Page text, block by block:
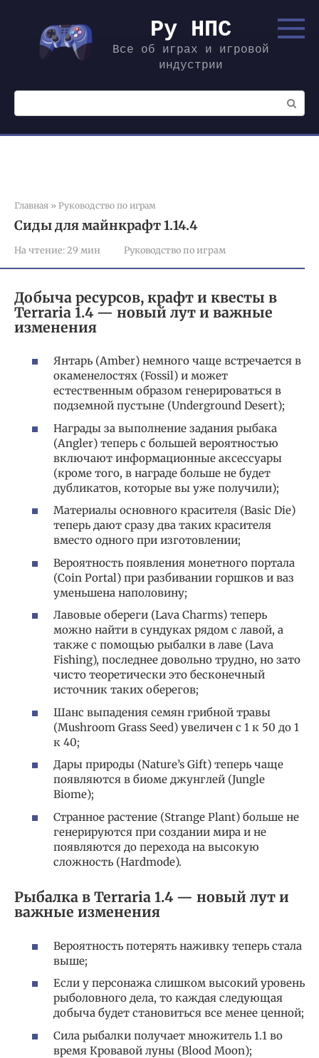
контенту
Ру НПС
Все об играх и игровой
индустрии
Поиск:
Главная » Руководство по играм
Сиды для майнкрафт 1.14.4
На чтение: 29 мин Руководство по играм
Добыча ресурсов, крафт и квесты в
Terraria 1.4 — новый лут и важные
изменения
Янтарь (Amber) немного чаще встречается в
окаменелостях (Fossil) и может
естественным образом генерироваться в
подземной пустыне (Underground Desert);
Награды за выполнение задания рыбака
(Angler) теперь с большей вероятностью
включают информационные аксессуары
(кроме того, в награде больше не будет
дубликатов, которые вы уже получили);
Материалы основного красителя (Basic Die)
теперь дают сразу два таких красителя
вместо одного при изготовлении;
Вероятность появления монетного портала
(Coin Portal) при разбивании горшков и ваз
уменьшена наполовину;
Лавовые обереги (Lava Charms) теперь
можно найти в сундуках рядом с лавой, а
также с помощью рыбалки в лаве (Lava
Fishing), последнее довольно трудно, но зато
чисто теоретически это бесконечный
источник таких оберегов;
Шанс выпадения семян грибной травы
(Mushroom Grass Seed) увеличен с 1 к 50 до 1
к 40;
Дары природы (Nature’s Gift) теперь чаще
появляются в биоме джунглей (Jungle
Biome);
Странное растение (Strange Plant) больше не
генерируются при создании мира и не
появляются до перехода на высокую
сложность (Hardmode).
Рыбалка в Terraria 1.4 — новый лут и
важные изменения
Вероятность потерять наживку теперь стала
выше;
Если у персонажа слишком высокий уровень
рыболовного дела, то каждая следующая
добыча будет становиться все менее ценной;
Сила рыбалки получает множитель 1.1 во
время Кровавой луны (Blood Moon);